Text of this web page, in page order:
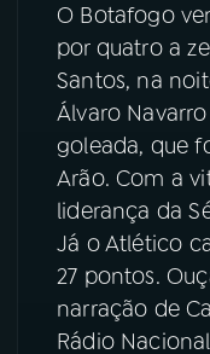
04 PROGRAMAS
05PODCASTS
06VIDEOCASTS
ÚLTIMAS
O Botafogo
por quatro a
Santos, na
Álvaro
goleada, que
Arão. Com a
liderança da
Já o Atlético
27 pontos.
narração de
Rádio